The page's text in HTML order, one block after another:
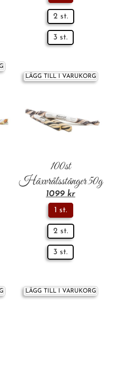
2 st.
3 st.
LÄGG TILL I VARUKORG
100st
Häxvrålsstänger 50g
1099 kr
1 st.
2 st.
3 st.
LÄGG TILL I VARUKORG